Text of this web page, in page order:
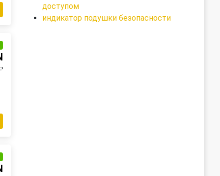
доступом
индикатор подушки безопасности